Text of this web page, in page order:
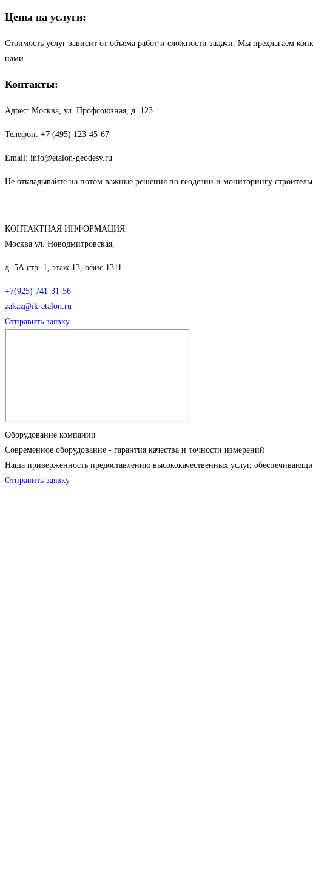
Цены на услуги:
Стоимость услуг зависит от объема работ и сложности задачи. Мы предлагаем
нами.
Контакты:
Адрес: Москва, ул. Профсоюзная, д. 123
Телефон: +7 (495) 123-45-67
Email: info@etalon-geodesy.ru
Не откладывайте на потом важные решения по геодезии и мониторингу
КОНТАКТНАЯ ИНФОРМАЦИЯ
Москва ул. Новодмитровская,
д. 5А стр. 1, этаж 13, офис 1311
+7(925) 741-31-56
zakaz@ik-etalon.ru
Отправить заявку
Оборудование компании
Современное оборудование - гарантия качества и точности измерений
Наша приверженность предоставлению высококачественных услуг,
Отправить заявку